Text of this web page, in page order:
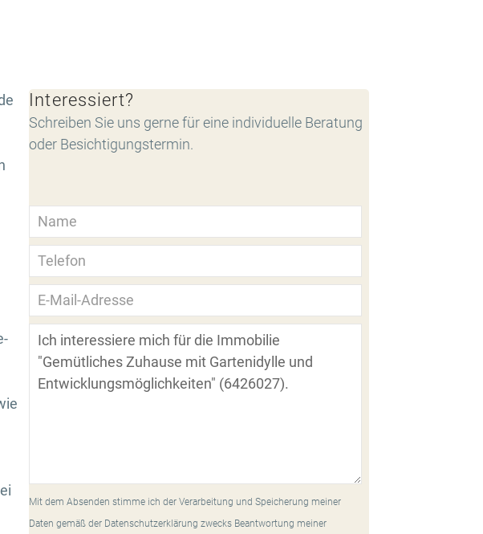
Interessiert?
Schreiben Sie uns gerne für eine individuelle Beratung
oder Besichtigungstermin.
Mit dem Absenden stimme ich der Verarbeitung und Speicherung meiner
Daten gemäß der Datenschutzerklärung zwecks Beantwortung meiner